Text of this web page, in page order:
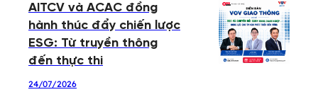
AITCV và ACAC đồng
hành thúc đẩy chiến lược
ESG: Từ truyền thông
đến thực thi
24/07/2026